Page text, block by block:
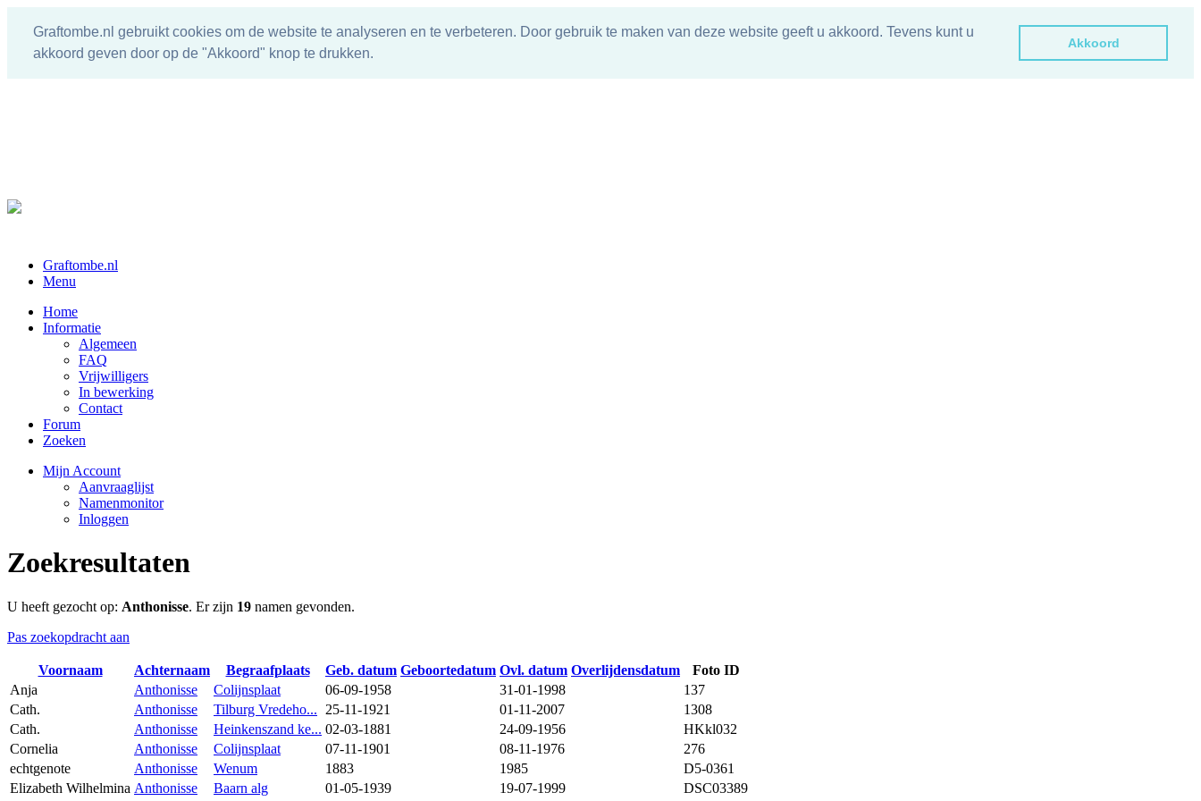
Graftombe.nl gebruikt cookies om de website te analyseren en te verbeteren. Door gebruik te maken van deze website geeft u akkoord. Tevens kunt u
akkoord geven door op de "Akkoord" knop te drukken.
Akkoord
Graftombe.nl
Menu
Home
Informatie
Algemeen
FAQ
Vrijwilligers
In bewerking
Contact
Forum
Zoeken
Mijn Account
Aanvraaglijst
Namenmonitor
Inloggen
Zoekresultaten
U heeft gezocht op: Anthonisse. Er zijn 19 namen gevonden.
Pas zoekopdracht aan
Voornaam Achternaam Begraafplaats Geb. datum Geboortedatum Ovl. datum Overlijdensdatum
Foto ID
Anja
Anthonisse Colijnsplaat 06-09-1958 31-01-1998
137
Cath.
Anthonisse Tilburg Vredeho... 25-11-1921 01-11-2007
1308
Cath.
Anthonisse Heinkenszand ke... 02-03-1881 24-09-1956
HKkl032
Cornelia
Anthonisse Colijnsplaat 07-11-1901 08-11-1976
276
echtgenote
Anthonisse Wenum 1883 1985
D5-0361
Elizabeth Wilhelmina Anthonisse Baarn alg 01-05-1939 19-07-1999
DSC03389